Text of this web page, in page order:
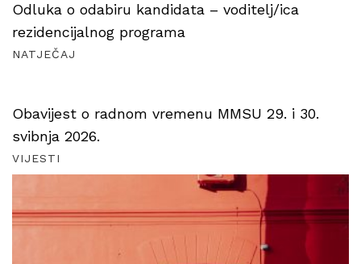
Odluka o odabiru kandidata – voditelj/ica
rezidencijalnog programa
NATJEČAJ
Obavijest o radnom vremenu MMSU 29. i 30.
svibnja 2026.
VIJESTI